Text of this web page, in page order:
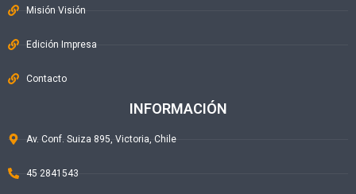
Misión Visión
Edición Impresa
Contacto
INFORMACIÓN
Av. Conf. Suiza 895, Victoria, Chile
45 2841543